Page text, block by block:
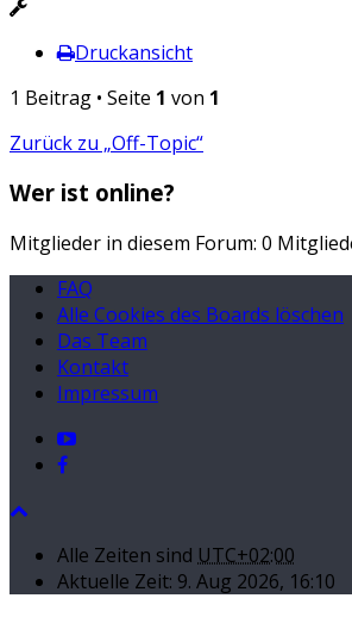
Druckansicht
1 Beitrag • Seite 1 von 1
Zurück zu „Off-Topic“
Wer ist online?
Mitglieder in diesem Forum: 0
FAQ
Alle Cookies des Boards löschen
Das Team
Kontakt
Impressum
Alle Zeiten sind UTC+02:00
Aktuelle Zeit: 9. Aug 2026, 16:10